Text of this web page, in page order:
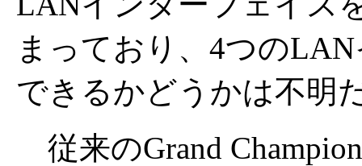
まっており、4つの
できるかどうかは不明
従来のGrand